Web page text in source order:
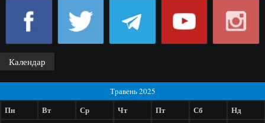
Календар
Травень 2025
Пн Вт Ср Чт Пт Сб Нд